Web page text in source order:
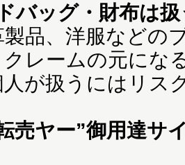
バッグ・財布は
品、洋服などの
クレームの元にな
人が扱うにはリス
売ヤー”御用達サ